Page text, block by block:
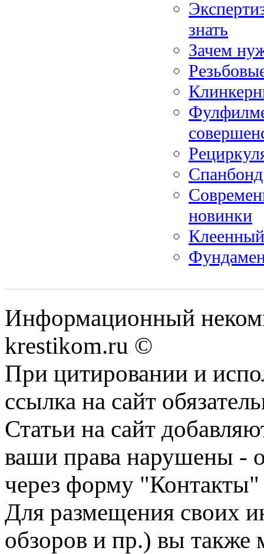
знать
Зачем
новинки
Информационный
krestikom.ru ©
При цитировании и
ссылка на сайт
Статьи на сайт
ваши права нарушены -
через форму "Контакты"
Для размещения своих
обзоров и пр.) вы также